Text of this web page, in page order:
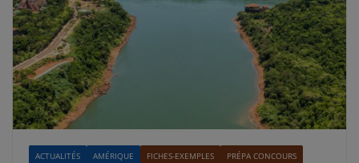
ACTUALITÉS AMÉRIQUE FICHES-EXEMPLES PRÉPA CONCOURS